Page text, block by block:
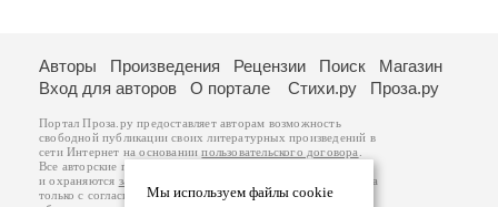
Мы используем файлы cookie
Авторы Произведения Рецензии Поиск
Магазин
Вход для авторов
О портале Стихи.ру Проза.ру
Портал Проза.ру предоставляет авторам возможность
свободной публикации своих литературных произведений в
сети Интернет на основаниипользовательского договора
Все авторские права на произведения принадлежат авторам
и охраняются законом
. Перепечатка произведений возможна
только с согласия его автора, к которому вы можете